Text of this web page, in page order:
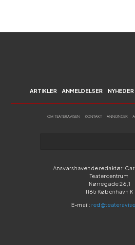
ARTIKLER ANMELDELSER
OM TEATERAVISEN KONTAKT ANNONCER
Ansvarshavende redaktør:
Teatercentrum
Nørregade 26,1
1165 København K
E-mail: